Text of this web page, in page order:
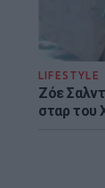
LIFESTYLE
Ζόε
σταρ του